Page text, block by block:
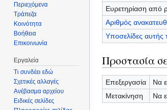
Ευρετηρίαση από
Αριθμός
Υποσελίδες αυτής
Προστασία
Επεξεργασία
Να
Μετακίνηση
Να
Περιεχόμενα
Τράπεζα
Κοινότητα
Βοήθεια
Επικοινωνία
Εργαλεία
Τι συνδέει εδώ
Σχετικές αλλαγές
Ανέβασμα αρχείου
Ειδικές σελίδες